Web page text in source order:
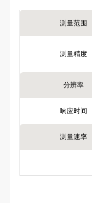
测量范围
测量精度
分辨率
响应时间
测量速率